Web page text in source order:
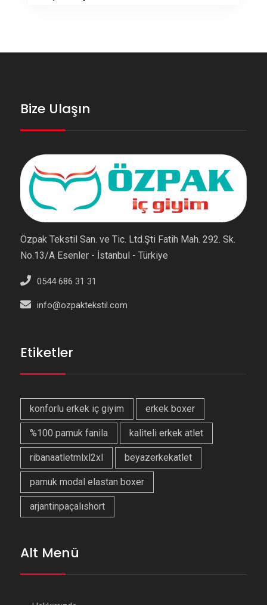
Bize Ulaşın
Özpak Tekstil San. ve Tic. Ltd.Şti Fatih Mah. 292. Sk.
No.13/A Esenler - İstanbul - Türkiye
0544 686 31 31
info@ozpaktekstil.com
Etiketler
konforlu erkek iç giyim erkek boxer
%100 pamuk fanila kaliteli erkek atlet
ribanaatletmlxl2xl beyazerkekatlet
pamuk modal elastan boxer
arjantinpaçalıshort
Alt Menü